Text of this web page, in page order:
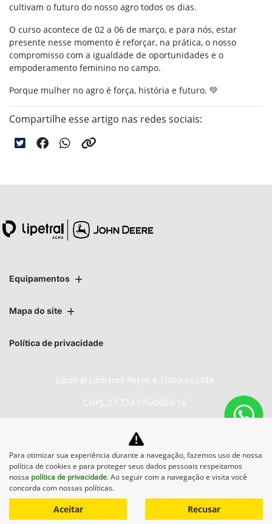
cultivam o futuro do nosso agro todos os dias.
O curso acontece de 02 a 06 de março, e para nós, estar
presente nesse momento é reforçar, na prática, o nosso
compromisso com a igualdade de oportunidades e o
empoderamento feminino no campo.
Porque mulher no agro é força, história e futuro. 💚
Compartilhe esse artigo nas redes sociais:
Equipamentos
Mapa do site
Política de privacidade
Lipetral Linhares Peças e Tratores Ltda
CNPJ: 27.733.195/0002-16
No trânsito, enxergar o outro
salva vidas.
Desenvolvido pela DEALERSPACE ® Direitos Reservados.
Para otimizar sua experiência durante a navegação, fazemos uso de nossa
política de cookies e para proteger seus dados pessoais respeitamos
nossa política de privacidade. Ao seguir com a navegação e visita você
concorda com nossas políticas.
Aceitar Recusar